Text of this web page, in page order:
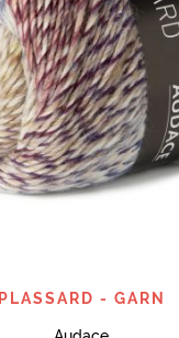
PLASSARD - GARN